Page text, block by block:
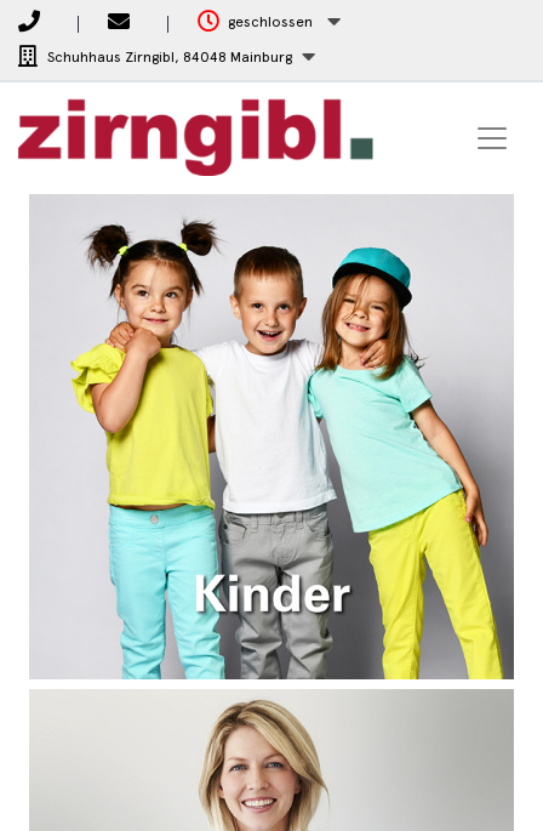
geschlossen
Schuhhaus Zirngibl, 84048 Mainburg